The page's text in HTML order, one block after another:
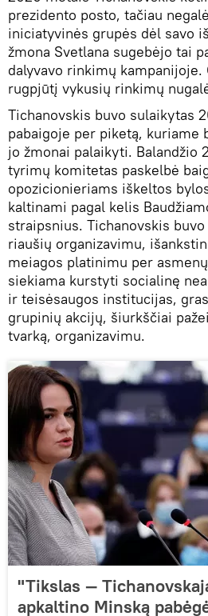
prezidento posto, tačiau
iniciatyvinės grupės dėl savo
žmona Svetlana sugebėjo tai
dalyvavo rinkimų kampanijoje.
rugpjūtį vykusių rinkimų
Tichanovskis buvo sulaikytas
pabaigoje per piketą, kuriame
jo žmonai palaikyti. Balandžio
tyrimų komitetas paskelbė
opozicionieriams iškeltos
kaltinami pagal kelis
straipsnius. Tichanovskis
riaušių organizavimu,
meiagos platinimu per
siekiama kurstyti socialinę
ir teisėsaugos institucijas,
grupinių akcijų, šiurkščiai
tvarką, organizavimu.
"Tikslas —
apkaltino Minską